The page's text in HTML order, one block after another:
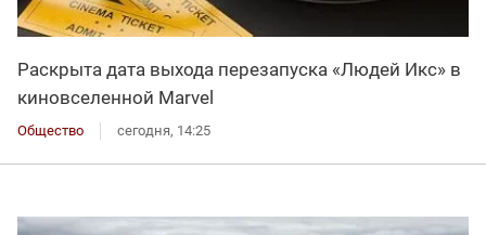
Раскрыта дата выхода перезапуска «Людей Икс» в
киновселенной Marvel
Общество сегодня, 14:25